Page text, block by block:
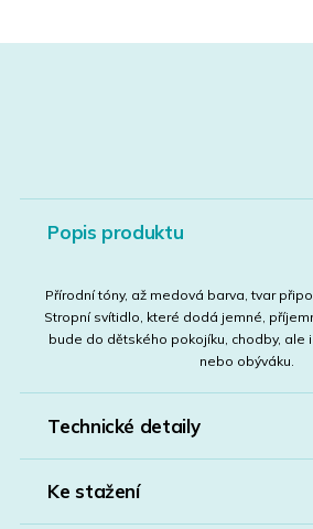
Popis produktu
Přírodní tóny, až medová barva, tvar
Stropní svítidlo, které dodá jemné,
bude do dětského pokojíku, chodby, ale
nebo obýváku.
Technické detaily
Ke stažení